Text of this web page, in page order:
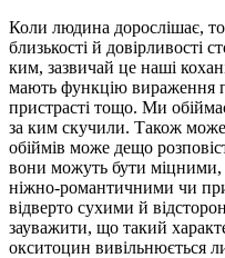
Коли людина дорослішає,
близькості й довірливості
ким, зазвичай це наші
мають функцію вираження
пристрасті тощо. Ми
за ким скучили. Також
обіймів може дещо
вони можуть бути
ніжно-романтичними чи
відверто сухими й
зауважити, що такий
окситоцин вивільнюється